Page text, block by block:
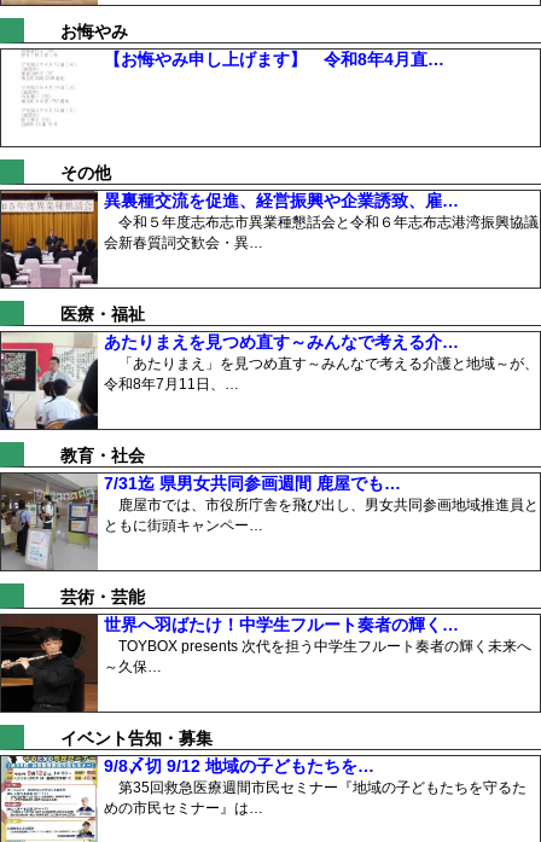
お悔やみ
【お悔やみ申し上げます】 令和8年4月直…
その他
異裏種交流を促進、経営振興や企業誘致、雇…
令和５年度志布志市異業種懇話会と令和６年志布志港湾振興協議
会新春質詞交歓会・異…
医療・福祉
あたりまえを見つめ直す～みんなで考える介…
「あたりまえ」を見つめ直す～みんなで考える介護と地域～が、
令和8年7月11日、…
教育・社会
7/31迄 県男女共同参画週間 鹿屋でも…
鹿屋市では、市役所庁舎を飛び出し、男女共同参画地域推進員と
ともに街頭キャンペー…
芸術・芸能
世界へ羽ばたけ！中学生フルート奏者の輝く…
TOYBOX presents 次代を担う中学生フルート奏者の輝く未来へ
～久保…
イベント告知・募集
9/8〆切 9/12 地域の子どもたちを…
第35回救急医療週間市民セミナー『地域の子どもたちを守るた
めの市民セミナー』は…